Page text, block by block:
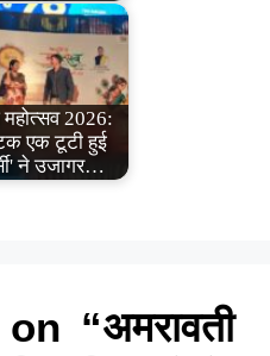
2026:
एक टूटी हुई
ने उजागर…
“अमरावती